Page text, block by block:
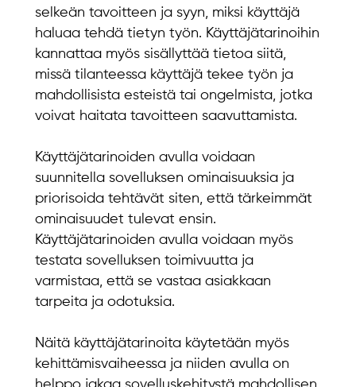
selkeän tavoitteen ja syyn, miksi käyttäjä
haluaa tehdä tietyn työn. Käyttäjätarinoihin
kannattaa myös sisällyttää tietoa siitä,
missä tilanteessa käyttäjä tekee työn ja
mahdollisista esteistä tai ongelmista, jotka
voivat haitata tavoitteen saavuttamista.
Käyttäjätarinoiden avulla voidaan
suunnitella sovelluksen ominaisuuksia ja
priorisoida tehtävät siten, että tärkeimmät
ominaisuudet tulevat ensin.
Käyttäjätarinoiden avulla voidaan myös
testata sovelluksen toimivuutta ja
varmistaa, että se vastaa asiakkaan
tarpeita ja odotuksia.
Näitä käyttäjätarinoita käytetään myös
kehittämisvaiheessa ja niiden avulla on